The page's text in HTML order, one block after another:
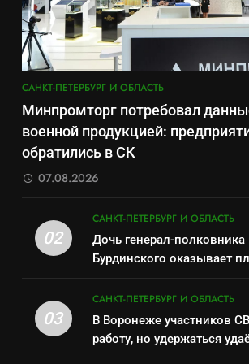
Отставка
результат
региона
САНКТ-ПЕТЕРБУРГ И
8
Зачистка неба:
передел
САНКТ-ПЕТЕРБУРГ И
1
данные о
продукцией:
обратились в
САНКТ-ПЕТЕРБУРГ И
Евгения
оказывает
САНКТ-ПЕТЕРБУРГ И ОБЛАСТЬ
Минпромторг потребовал
военной продукцией:
обратились в СК
07.08.2026
02
САНКТ-ПЕТЕРБУРГ И ОБЛАСТЬ
Дочь генерал-полковника
Бурдинского оказывает
бронирования
03
САНКТ-ПЕТЕРБУРГ И ОБЛАСТЬ
В Воронеже участников
работу, но удержаться
«500-тонный
или очередная
скрывает
САНКТ-ПЕТЕРБУРГ И
7
Перезагрузка в
Зачистка неба:
передел
1
Минпромторг
данные о